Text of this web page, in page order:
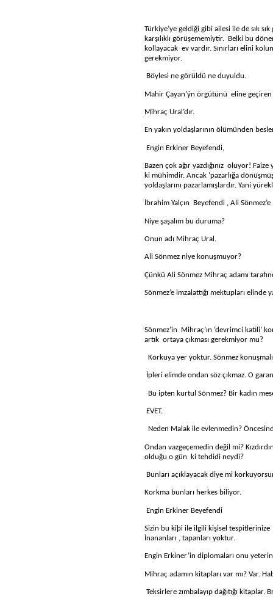
Türkiye’ye geldiği gibi ailesi ile de sık
karşılıklı görüşememiytir.
Belki bu
kollayacak ev vardır. Sınırları elini
gerekmiyor.
Böylesi ne görüldü ne duyuldu.
Mahir Çayan’ýn örgütünü eline geçiren
Mihraç Ural’dır.
En yakın yoldaşlarının ölümünden
Engin Erkiner Beyefendi,
Bazen çok ağır yazdığınız oluyor! Faize
ki mühimdir. Ancak ‘pazarlığa
yoldaşlarını pazarlamışlardır. Yani
İbrahim Yalçın Beyefendi , Ali Sönmez’e
Niye şaşalım bu duruma?
Onun adı Mihraç Ural.
Ali Sönmez niye konuşmuyor?
Çünkü Ali Sönmez Mihraç adamı
Sönmez’e imzalattığı mektupları elinde
Sönmez’in
Mihraç’ın ‘devrimci katili’
artık ortaya çıkması gerekmiyor mu?
Korkuya yer yoktur. Sönmez
pleri elimde ondan söz çıkmaz. O
Bu ipten kurtul Sönmez? Bir kadın
EVET.
Neden Malak ile evlenmedin?
Ondan vazgeçemedin değil mi?
olduğu o gün
ki tehdidi neydi?
Bunları açıklayacak diye mi
Korkma bunları herkes biliyor.
Engin Erkiner Beyefendi
Sizin bu kiþi ile ilgili kişisel tespitlerinize
İnananları , tapanları yoktur.
Engin Erkiner’in diplomaları onu
Mihraç adamın kitapları var mı? Var.
Teksirlere zımbalayıp dağıtığı